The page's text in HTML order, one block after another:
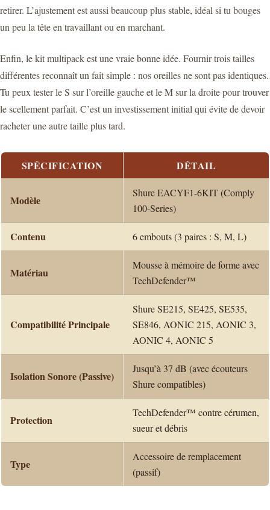
retirer. L’ajustement est aussi beaucoup plus stable, idéal si tu bouges
un peu la tête en travaillant ou en marchant.
Enfin, le kit multipack est une vraie bonne idée. Fournir trois tailles
différentes reconnaît un fait simple : nos oreilles ne sont pas identiques.
Tu peux tester le S sur l’oreille gauche et le M sur la droite pour trouver
le scellement parfait. C’est un investissement initial qui évite de devoir
racheter une autre taille plus tard.
SPÉCIFICATION DÉTAIL
Modèle
Shure EACYF1-6KIT (Comply
100-Series)
Contenu 6 embouts (3 paires : S, M, L)
Matériau
Mousse à mémoire de forme avec
TechDefender™
Compatibilité Principale
Shure SE215, SE425, SE535,
SE846, AONIC 215, AONIC 3,
AONIC 4, AONIC 5
Isolation Sonore (Passive)
Jusqu’à 37 dB (avec écouteurs
Shure compatibles)
Protection
TechDefender™ contre cérumen,
sueur et débris
Type
Accessoire de remplacement
(passif)